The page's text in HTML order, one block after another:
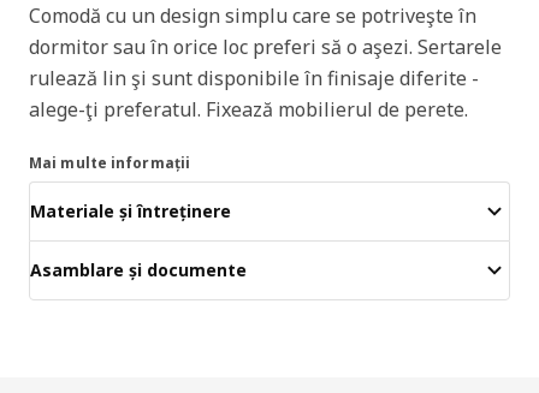
Comodă cu un design simplu care se potriveşte în
dormitor sau în orice loc preferi să o aşezi. Sertarele
rulează lin şi sunt disponibile în finisaje diferite -
alege-ţi preferatul. Fixează mobilierul de perete.
Mai multe informații
Materiale și întreținere
Asamblare și documente